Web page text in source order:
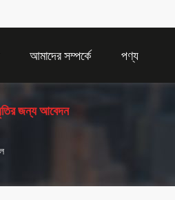
আমাদের সম্পর্কে পণ্য
জন্য আবেদন